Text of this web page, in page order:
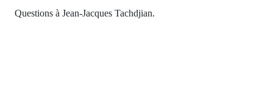
Questions à Jean-Jacques Tachdjian.